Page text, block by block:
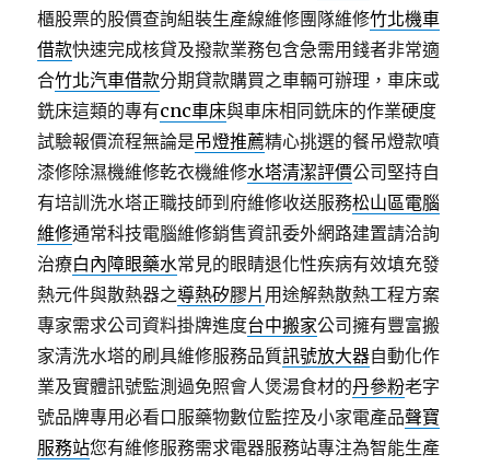
櫃股票的股價查詢組裝生產線維修團隊維修竹北機車
借款快速完成核貸及撥款業務包含急需用錢者非常適
合竹北汽車借款分期貸款購買之車輛可辦理，車床或
銑床這類的專有cnc車床與車床相同銑床的作業硬度
試驗報價流程無論是吊燈推薦精心挑選的餐吊燈款噴
漆修除濕機維修乾衣機維修水塔清潔評價公司堅持自
有培訓洗水塔正職技師到府維修收送服務松山區電腦
維修通常科技電腦維修銷售資訊委外網路建置請洽詢
治療白內障眼藥水常見的眼睛退化性疾病有效填充發
熱元件與散熱器之導熱矽膠片 用途解熱散熱工程方案
專家需求公司資料掛牌進度台中搬家公司擁有豐富搬
家清洗水塔的刷具維修服務品質訊號放大器自動化作
業及實體訊號監測過免照會人煲湯食材的丹參粉老字
號品牌專用必看口服藥物數位監控及小家電產品聲寶
服務站您有維修服務需求電器服務站專注為智能生產